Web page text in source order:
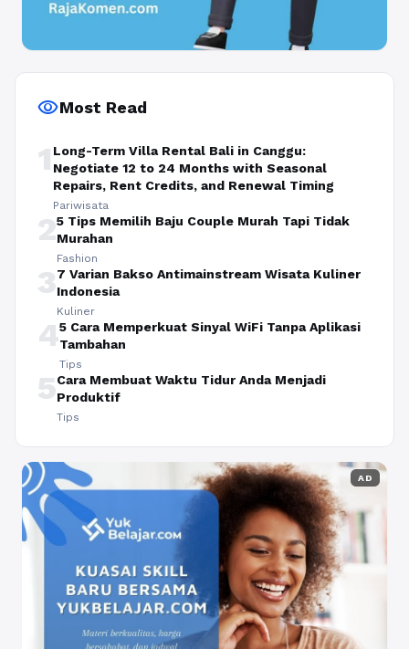
visibilityMost Read
1 Long-Term Villa Rental Bali in Canggu:
Negotiate 12 to 24 Months with Seasonal
Repairs, Rent Credits, and Renewal Timing
Pariwisata
25 Tips Memilih Baju Couple Murah Tapi Tidak
Murahan
Fashion
37 Varian Bakso Antimainstream Wisata Kuliner
Indonesia
Kuliner
45 Cara Memperkuat Sinyal WiFi Tanpa Aplikasi
Tambahan
Tips
5Cara Membuat Waktu Tidur Anda Menjadi
Produktif
Tips
AD